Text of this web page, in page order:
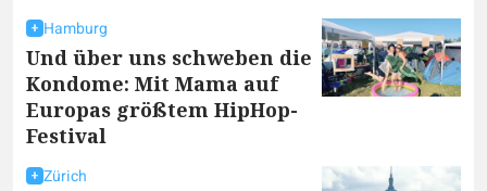
Hamburg
Und über uns schweben die
Kondome: Mit Mama auf
Europas größtem HipHop-
Festival
Zürich